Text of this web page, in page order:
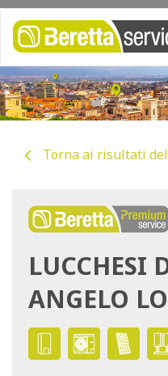
Torna ai risultati
LUCCHESI
ANGELO